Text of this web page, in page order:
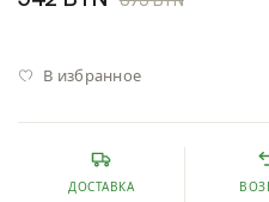
В избранное
ДОСТАВКА